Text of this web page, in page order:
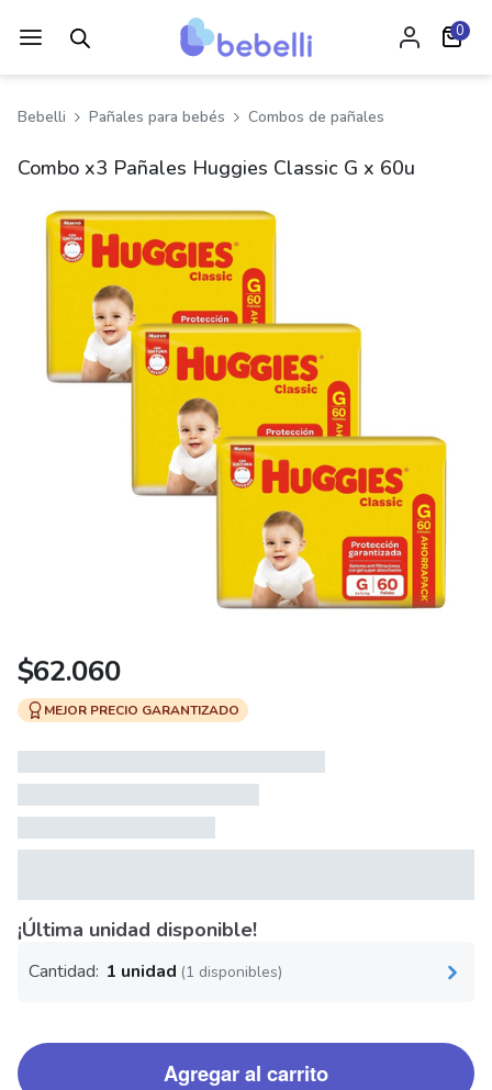
0
Bebelli Pañales para bebés Combos de pañales
Combo x3 Pañales Huggies Classic G x 60u
$62.060
MEJOR PRECIO GARANTIZADO
¡Última unidad disponible!
Cantidad: 1 unidad (1 disponibles)
Agregar al carrito